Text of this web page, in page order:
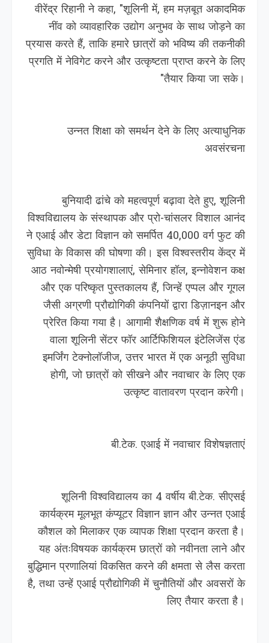
वीरेंद्र रिहानी ने कहा, "शूलिनी में, हम मज़बूत अकादमिक
नींव को व्यावहारिक उद्योग अनुभव के साथ जोड़ने का
प्रयास करते हैं, ताकि हमारे छात्रों को भविष्य की तकनीकी
प्रगति में नेविगेट करने और उत्कृष्टता प्राप्त करने के लिए
तैयार किया जा सके।"
उन्नत शिक्षा को समर्थन देने के लिए अत्याधुनिक
अवसंरचना
बुनियादी ढांचे को महत्वपूर्ण बढ़ावा देते हुए, शूलिनी
विश्वविद्यालय के संस्थापक और प्रो-चांसलर विशाल आनंद
ने एआई और डेटा विज्ञान को समर्पित 40,000 वर्ग फुट की
सुविधा के विकास की घोषणा की। इस विश्वस्तरीय केंद्र में
आठ नवोन्मेषी प्रयोगशालाएं, सेमिनार हॉल, इन्‍नोवेशन कक्ष
और एक परिष्कृत पुस्तकालय हैं, जिन्हें एप्पल और गूगल
जैसी अग्रणी प्रौद्योगिकी कंपनियों द्वारा डिज़ानइन और
प्रेरित किया गया है। आगामी शैक्षणिक वर्ष में शुरू होने
वाला शूलिनी सेंटर फॉर आर्टिफिशियल इंटेलिजेंस एंड
इमर्जिंग टेक्नोलॉजीज, उत्तर भारत में एक अनूठी सुविधा
होगी, जो छात्रों को सीखने और नवाचार के लिए एक
उत्कृष्ट वातावरण प्रदान करेगी।
बी.टेक. एआई में नवाचार विशेषज्ञताएं
शूलिनी विश्वविद्यालय का 4 वर्षीय बी.टेक. सीएसई
कार्यक्रम मूलभूत कंप्यूटर विज्ञान ज्ञान और उन्नत एआई
कौशल को मिलाकर एक व्यापक शिक्षा प्रदान करता है।
यह अंतःविषयक कार्यक्रम छात्रों को नवीनता लाने और
बुद्धिमान प्रणालियां विकसित करने की क्षमता से लैस करता
है, तथा उन्हें एआई प्रौद्योगिकी में चुनौतियों और अवसरों के
लिए तैयार करता है।